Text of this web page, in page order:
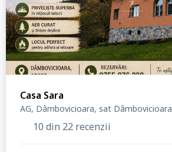
Casa Sara
AG, Dâmbovicioara, sat Dâmbovicioara
10 din 22 recenzii